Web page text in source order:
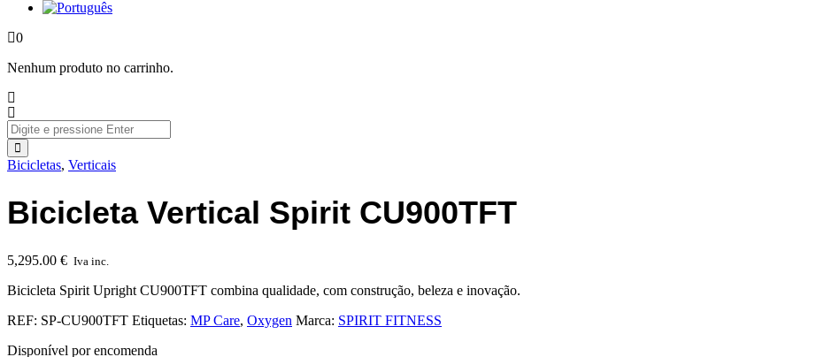
0
Nenhum produto no carrinho.
Bicicletas, Verticais
Bicicleta Vertical Spirit CU900TFT
5,295.00 € Iva inc.
Bicicleta Spirit Upright CU900TFT combina qualidade, com construção, beleza e inovação.
REF: SP-CU900TFT Etiquetas: MP Care, Oxygen Marca: SPIRIT FITNESS
Disponível por encomenda